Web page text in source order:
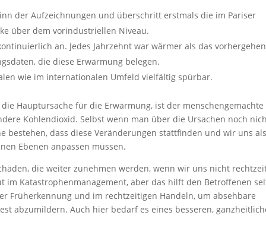
der Aufzeichnungen und überschritt erstmals die im Pariser
über dem vorindustriellen Niveau.
an. Jedes Jahrzehnt war wärmer als das
die diese Erwärmung belegen.
wie im internationalen Umfeld vielfältig spürbar.
Hauptursache für die Erwärmung, ist der menschengemachte
Kohlendioxid. Selbst wenn man über die Ursachen noch
bestehen, dass diese Veränderungen stattfinden und wir uns
Ebenen anpassen müssen.
die weiter zunehmen werden, wenn wir uns nicht
im Katastrophenmanagement, aber das hilft den Betroffenen
Früherkennung und im rechtzeitigen Handeln, um absehbare
abzumildern. Auch hier bedarf es eines besseren,